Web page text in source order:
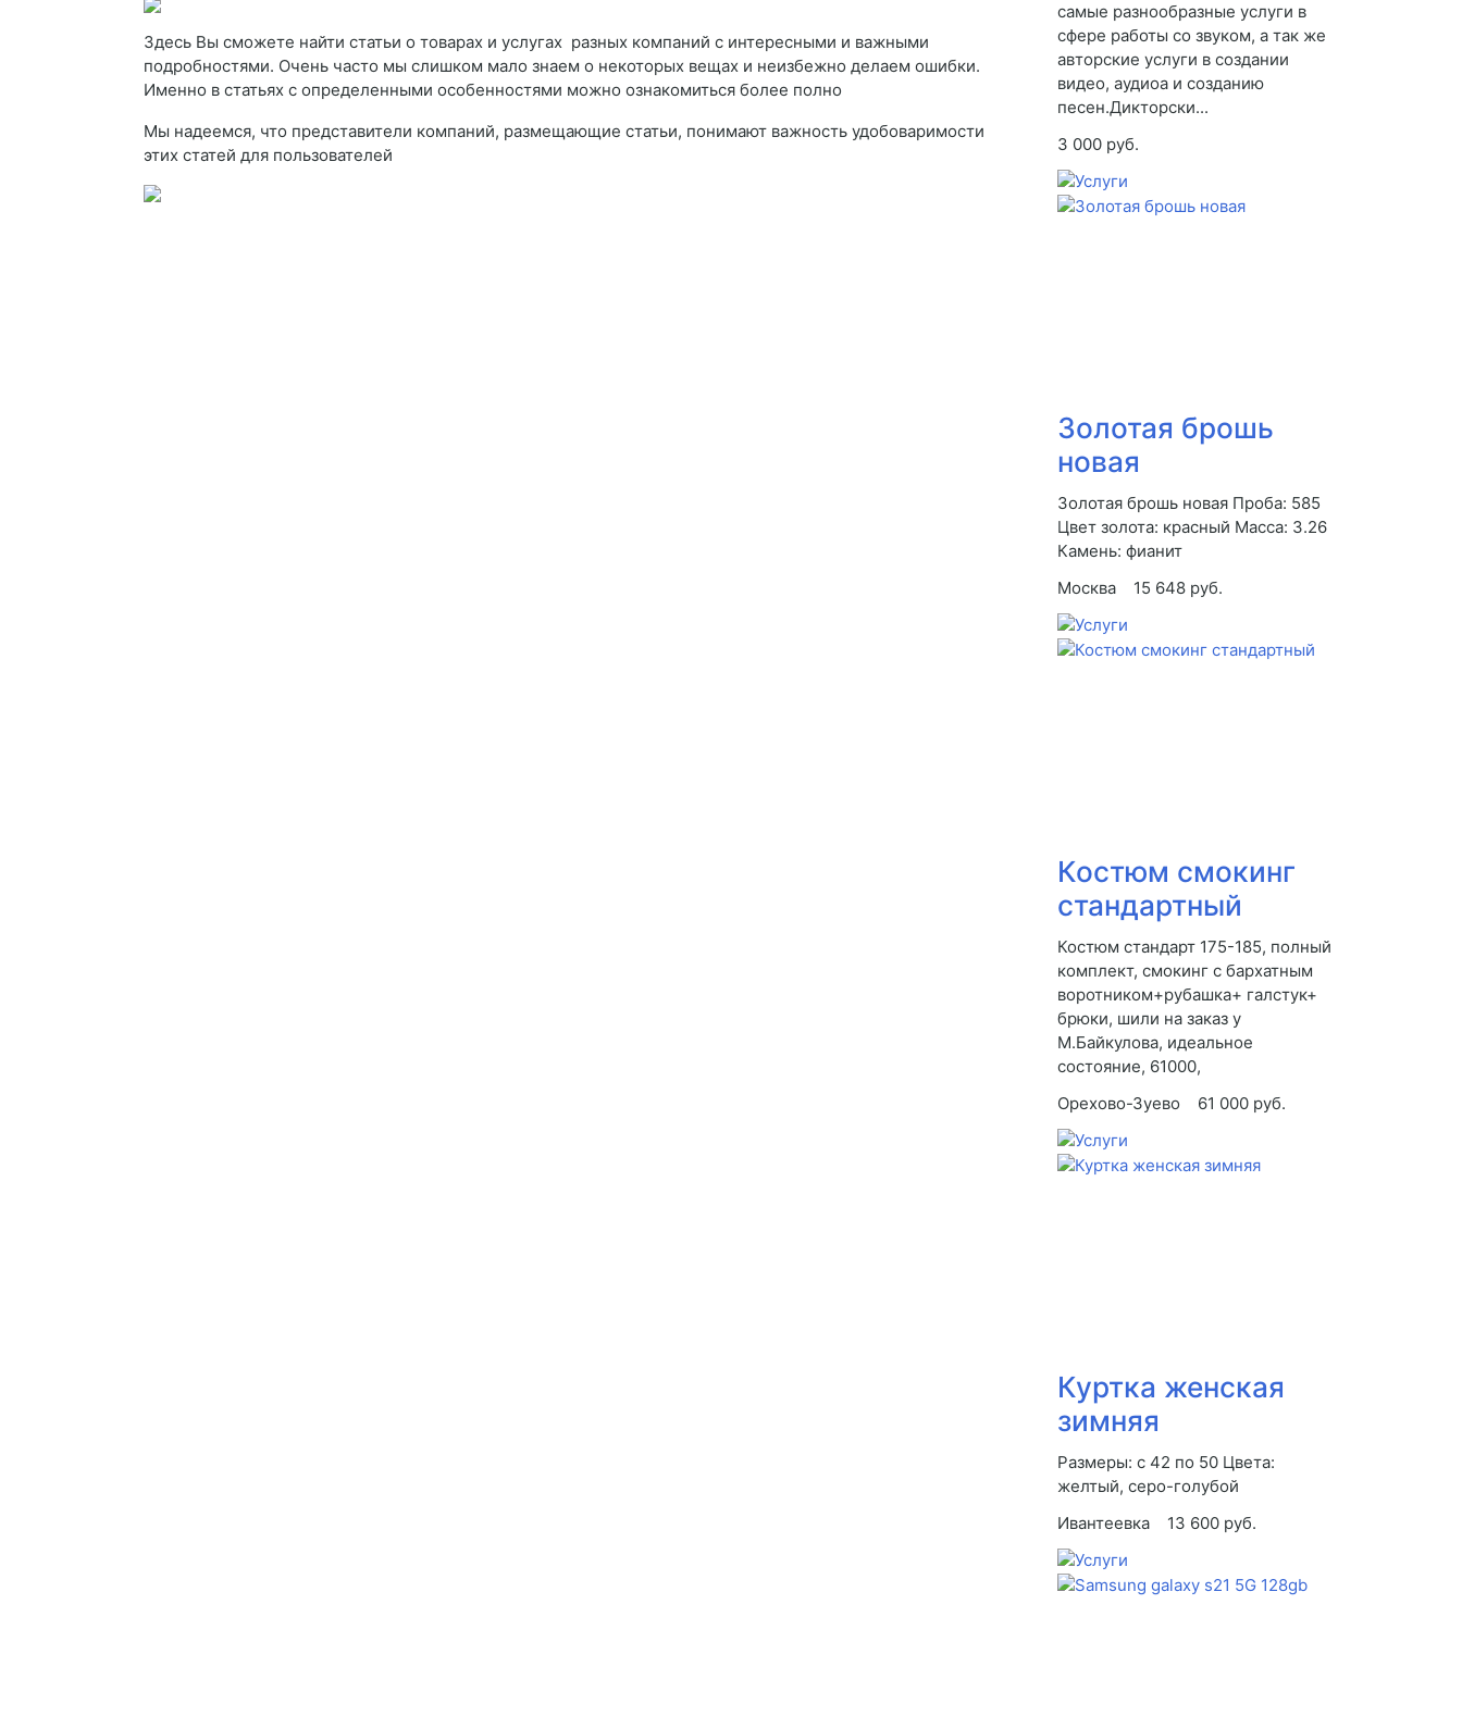
Здесь Вы сможете найти статьи о товарах и услугах разных компаний с интересными и важными
подробностями. Очень часто мы слишком мало знаем о некоторых вещах и неизбежно делаем ошибки.
Именно в статьях с определенными особенностями можно ознакомиться более полно
Мы надеемся, что представители компаний, размещающие статьи, понимают важность удобоваримости
этих статей для пользователей
самые разнообразные услуги в
сфере работы со звуком, а так же
авторские услуги в создании
видео, аудиоа и созданию
песен.Дикторски...
3 000 руб.
Золотая брошь
новая
Золотая брошь новая Проба: 585
Цвет золота: красный Масса: 3.26
Камень: фианит
Москва
15 648 руб.
Костюм смокинг
стандартный
Костюм стандарт 175-185, полный
комплект, смокинг с бархатным
воротником+рубашка+ галстук+
брюки, шили на заказ у
М.Байкулова, идеальное
состояние, 61000,
Орехово-Зуево
61 000 руб.
Куртка женская
зимняя
Размеры: с 42 по 50 Цвета:
желтый, серо-голубой
Ивантеевка
13 600 руб.